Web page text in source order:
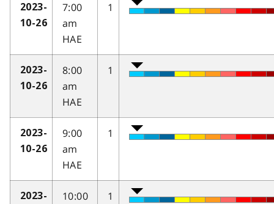
2023-
10-26
7:00
am
HAE
1
2023-
10-26
8:00
am
HAE
1
2023-
10-26
9:00
am
HAE
1
2023-
10:00
1